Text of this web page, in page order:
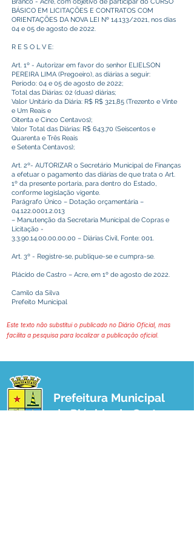
BÁSICO EM LICITAÇÕES E CONTRATOS COM
ORIENTAÇÕES DA NOVA LEI Nº 14.133/2021, nos dias
04 e 05 de agosto de 2022.
R E S O L V E:
Art. 1º - Autorizar em favor do senhor ELIELSON
PEREIRA LIMA (Pregoeiro), as diárias a seguir:
Período: 04 e 05 de agosto de 2022;
Total das Diárias: 02 (duas) diárias;
Valor Unitário da Diária: R$ R$ 321,85 (Trezento e Vinte
e Um Reais e
Oitenta e Cinco Centavos);
Valor Total das Diárias: R$ 643,70 (Seiscentos e
Quarenta e Três Reais
e Setenta Centavos);
Art. 2º- AUTORIZAR o Secretário Municipal de Finanças
a efetuar o pagamento das diárias de que trata o Art.
1º da presente portaria, para dentro do Estado,
conforme legislação vigente.
Parágrafo Único – Dotação orçamentária –
04.122.0001.2.013
– Manutenção da Secretaria Municipal de Copras e
Licitação -
3.3.90.14.00.00.00.00 – Diárias Civil, Fonte: 001.
Art. 3º - Registre-se, publique-se e cumpra-se.
Plácido de Castro – Acre, em 1º de agosto de 2022.
Camilo da Silva
Prefeito Municipal
Este texto não substitui o publicado no Diário Oficial, mas
facilita a pesquisa para localizar a publicação oficial.
Prefeitura Municipal
de Plácido de Castro